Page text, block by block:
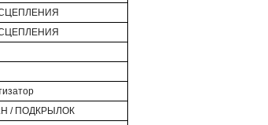
СЦЕПЛЕНИЯ
СЦЕПЛЕНИЯ
LH / ПОДКРЫЛОК